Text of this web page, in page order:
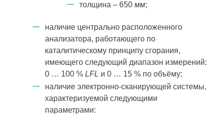
толщина – 650мм;
наличие центрально расположенного
анализатора, работающего по
каталитическому принципу сгорания,
имеющего следующий диапазон измерений:
0 … 100 %LFL и 0 … 15 % по объёму;
наличие электронно-сканирующей системы,
характеризуемой следующими
параметрами: